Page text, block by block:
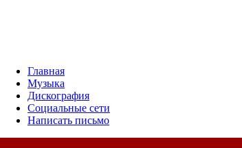
Главная
Музыка
Дискография
Социальные сети
Написать письмо